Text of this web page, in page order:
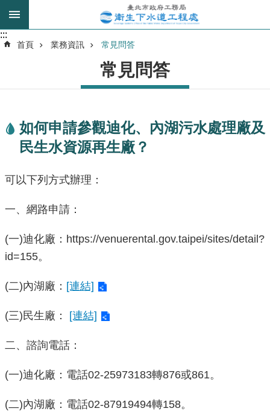
跳到主要內容區塊
進
我
的
分
是
告
訊
息
機
關
介
業
資
:::
:::
首頁 業務資訊 常見問答
常見問答
如何申請參觀迪化、內湖污水處理廠及
民生水資源再生廠？
可以下列方式辦理：
一、網路申請：
(一)迪化廠：https://venuerental.gov.taipei/sites/detail?
id=155。
(二)內湖廠： [連結]
(三)民生廠： [連結]
二、諮詢電話：
(一)迪化廠：電話02-25973183轉876或861。
(二)內湖廠：電話02-87919494轉158。